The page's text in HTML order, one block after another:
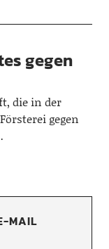
gegen
die in der
gegen
MAIL